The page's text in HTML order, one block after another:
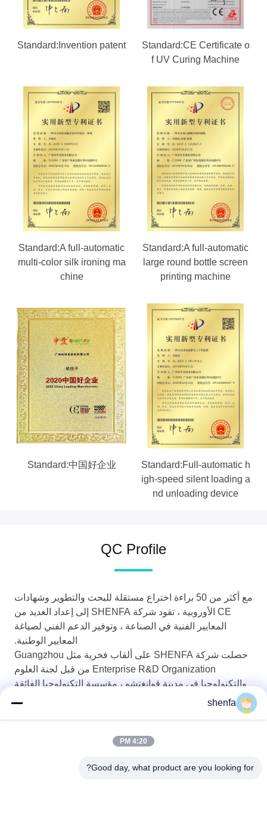
Standard:CE Certificate o
f UV Curing Machine
Standard:Invention patent
Standard:A full-automatic
large round bottle screen
printing machine
Standard:A full-automatic
multi-color silk ironing ma
chine
Standard:Full-automatic h
igh-speed silent loading a
nd unloading device
Standard:中国好企业
QC Profile
مع أكثر من 50 براءة اختراع مستقلة للبحث والتطوير وشهادات
CE الأوروبية ، تقود شركة SHENFA إلى إعداد العديد من
المعايير الفنية في الصناعة ، وتوفير الدعم الفني لصياغة
المعايير الوطنية.
حصلت شركة SHENFA على ألقاب فخرية مثل Guangzhou
Enterprise R&D Organization من قبل لجنة العلوم
والتكنولوجيا في مدينة قوانغتشو ، مؤسسة التكنولوجيا الفائقة
بمقاطعة قوانغدونغ من قبل قسم العلوم والتكنولوجيا بمقاطعة
shenfa
4:20 PM
Good day, what product are you looking for?